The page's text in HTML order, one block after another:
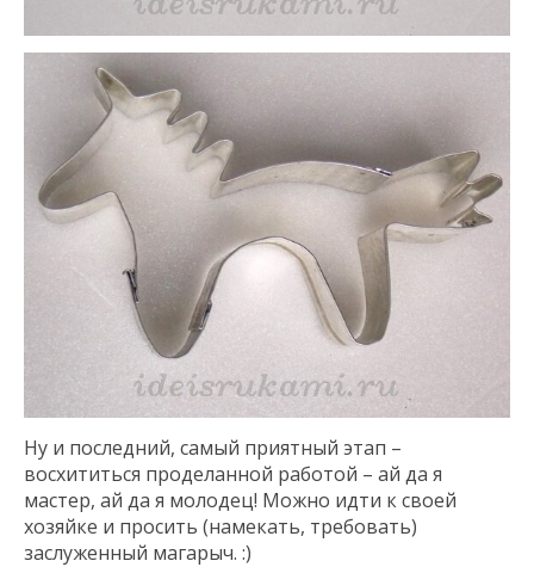
Ну и последний, самый приятный этап –
восхититься проделанной работой – ай да я
мастер, ай да я молодец! Можно идти к своей
хозяйке и просить (намекать, требовать)
заслуженный магарыч. :)